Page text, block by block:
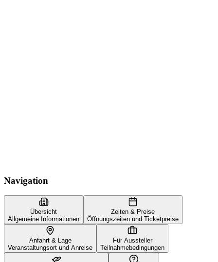
Navigation
Übersicht
Allgemeine Informationen
Zeiten & Preise
Öffnungszeiten und Ticketpreise
Anfahrt & Lage
Veranstaltungsort und Anreise
Für Aussteller
Teilnahmebedingungen